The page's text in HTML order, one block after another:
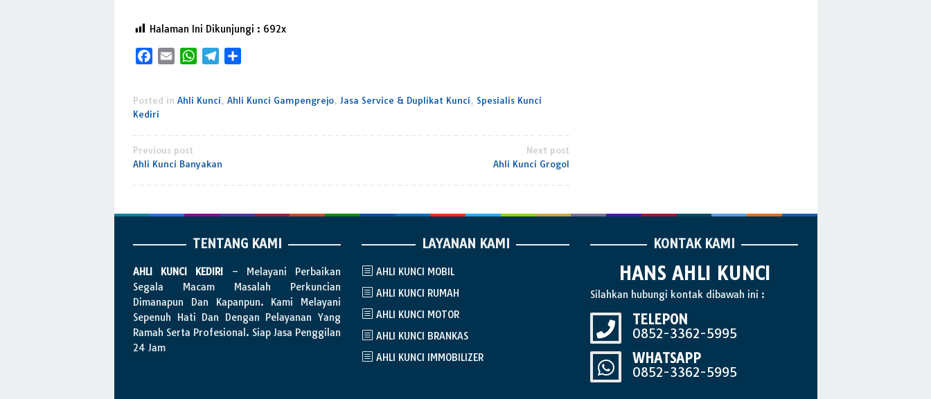
Halaman Ini Dikunjungi : 692
Facebook
Email WhatsAppTelegram
Posted in Ahli Kunci, Ahli Kunci Gampengrejo, Jasa Service & Duplikat Kunci, Spesialis Kunci
Kediri
Post
navigation
Previous post
Ahli Kunci Banyakan
Next post
Ahli Kunci Grogol
TENTANG KAMI
AHLI KUNCI KEDIRI – Melayani Perbaikan
Segala Macam Masalah Perkuncian
Dimanapun Dan Kapanpun. Kami Melayani
Sepenuh Hati Dan Dengan Pelayanan Yang
Ramah Serta Profesional. Siap Jasa Penggilan
24 Jam
LAYANAN KAMI
AHLI KUNCI MOBIL
AHLI KUNCI RUMAH
AHLI KUNCI MOTOR
AHLI KUNCI BRANKAS
AHLI KUNCI IMMOBILIZER
KONTAK KAMI
HANS AHLI KUNCI
Silahkan hubungi kontak dibawah ini :
TELEPON
0852-3362-5995
WHATSAPP
0852-3362-5995